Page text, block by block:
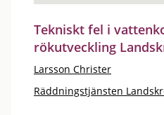
Tekniskt fel i
rökutveckling
Larsson Christer
Räddningstjänsten